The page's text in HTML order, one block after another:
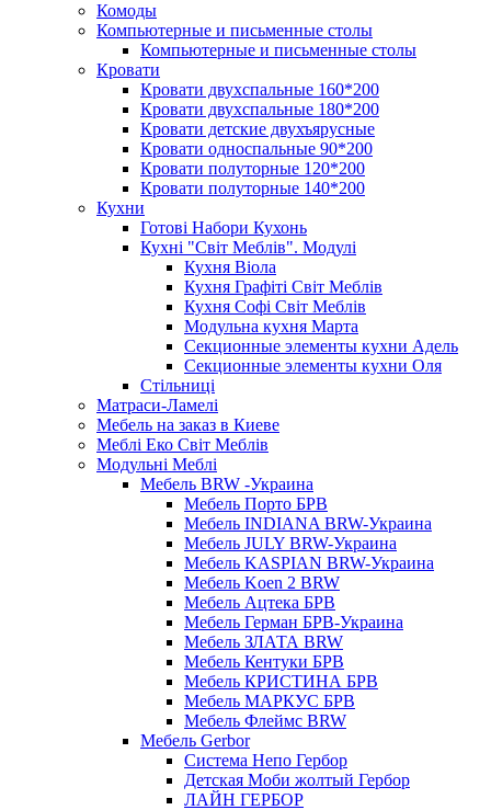
Комоды
Компьютерные и письменные столы
Компьютерные и письменные столы
Кровати
Кровати двухспальные 160*200
Кровати двухспальные 180*200
Кровати детские двухъярусные
Кровати односпальные 90*200
Кровати полуторные 120*200
Кровати полуторные 140*200
Кухни
Готові Набори Кухонь
Кухні "Світ Меблів". Модулі
Кухня Віола
Кухня Графіті Світ Меблів
Кухня Софі Світ Меблів
Модульна кухня Марта
Секционные элементы кухни Адель
Секционные элементы кухни Оля
Стільниці
Матраси-Ламелі
Мебель на заказ в Киеве
Меблі Еко Світ Меблів
Модульні Меблі
Мебель BRW -Украина
Мебель Порто БРВ
Мебель INDIANA BRW-Украина
Мебель JULY BRW-Украина
Мебель KASPIAN BRW-Украина
Мебель Koen 2 BRW
Мебель Ацтека БРВ
Мебель Герман БРВ-Украина
Мебель ЗЛАТА BRW
Мебель Кентуки БРВ
Мебель КРИСТИНА БРВ
Мебель МАРКУС БРВ
Мебель Флеймс BRW
Мебель Gerbor
Cистема Непо Гербор
Детская Моби жолтый Гербор
ЛАЙН ГЕРБОР